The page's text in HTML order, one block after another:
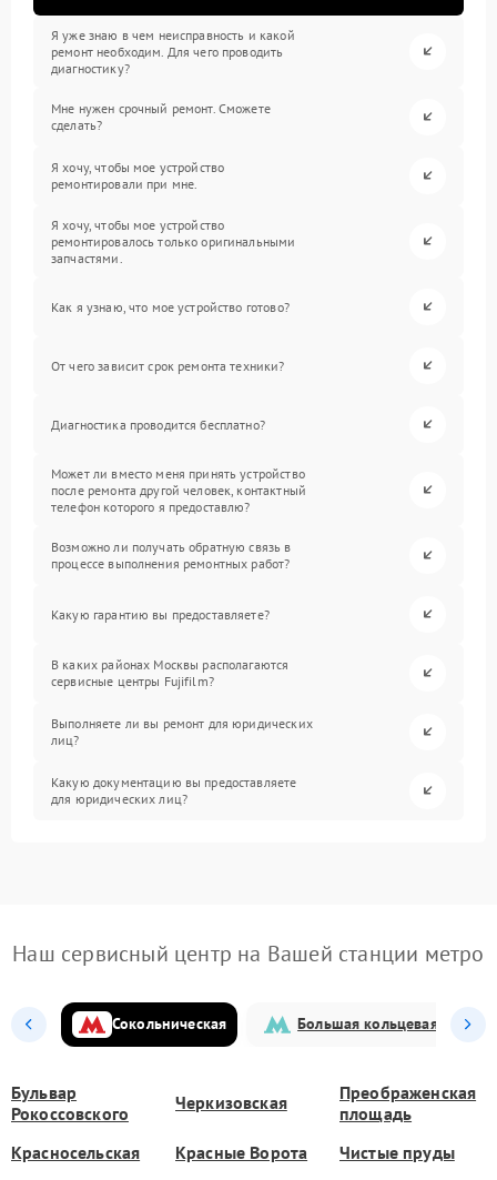
Я уже знаю в чем неисправность и какой
ремонт необходим. Для чего проводить
диагностику?
Мне нужен срочный ремонт. Сможете
сделать?
Я хочу, чтобы мое устройство
ремонтировали при мне.
Я хочу, чтобы мое устройство
ремонтировалось только оригинальными
запчастями.
Как я узнаю, что мое устройство готово?
От чего зависит срок ремонта техники?
Диагностика проводится бесплатно?
Может ли вместо меня принять устройство
после ремонта другой человек, контактный
телефон которого я предоставлю?
Возможно ли получать обратную связь в
процессе выполнения ремонтных работ?
Какую гарантию вы предоставляете?
В каких районах Москвы располагаются
сервисные центры Fujifilm?
Выполняете ли вы ремонт для юридических
лиц?
Какую документацию вы предоставляете
для юридических лиц?
Наш сервисный центр на Вашей станции метро
Сокольническая Большая кольцевая
Бульвар
Рокоссовского
Черкизовская
Преображенская
площадь
Красносельская
Красные Ворота
Чистые пруды